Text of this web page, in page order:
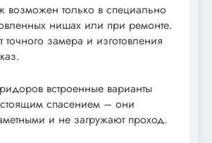
возможен только в специально
нишах или при ремонте.
точного замера и изготовления
встроенные варианты
спасением – они
и не загружают проход.